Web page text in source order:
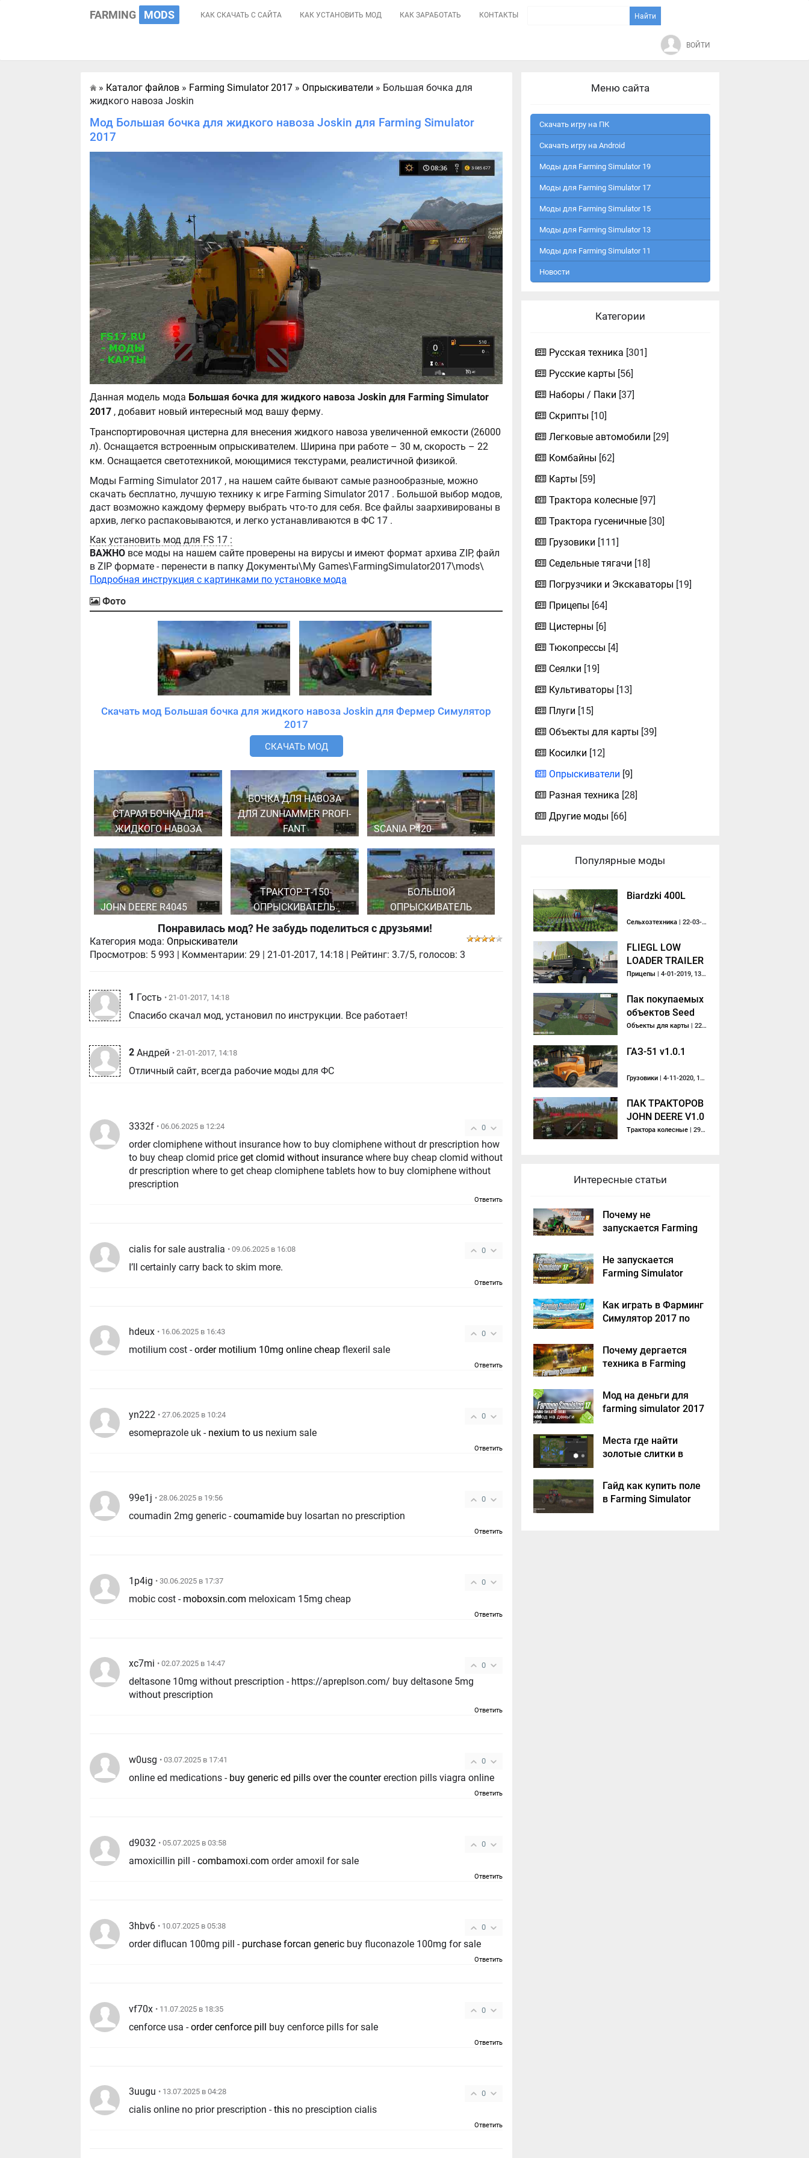
FARMING MODS КАК СКАЧАТЬ С САЙТА КАК УСТАНОВИТЬ МОД КАК ЗАРАБОТАТЬ КОНТАКТЫ
ВОЙТИ
Главная
» Каталог файлов » Farming Simulator 2017 » Опрыскиватели » Большая бочка для
жидкого навоза Joskin
Мод Большая бочка для жидкого навоза Joskin для Farming Simulator
2017
Данная модель мода Большая бочка для жидкого навоза Joskin для Farming Simulator
2017 , добавит новый интересный мод вашу ферму.
Транспортировочная цистерна для внесения жидкого навоза увеличенной емкости (26000
л). Оснащается встроенным опрыскивателем. Ширина при работе – 30 м, скорость – 22
км. Оснащается светотехникой, моющимися текстурами, реалистичной физикой.
Моды Farming Simulator 2017 , на нашем сайте бывают самые разнообразные, можно
скачать бесплатно, лучшую технику к игре Farming Simulator 2017 . Большой выбор модов,
даст возможно каждому фермеру выбрать что-то для себя. Все файлы заархивированы в
архив, легко распаковываются, и легко устанавливаются в ФС 17 .
Как установить мод для FS 17 :
ВАЖНО все моды на нашем сайте проверены на вирусы и имеют формат архива ZIP, файл
в ZIP формате - перенести в папку Документы\My Games\FarmingSimulator2017\mods\
Подробная инструкция с картинками по установке мода
Фото
Скачать мод Большая бочка для жидкого навоза Joskin для Фермер Симулятор
2017
СКАЧАТЬ МОД
СТАРАЯ БОЧКА ДЛЯ
ЖИДКОГО НАВОЗА
БОЧКА ДЛЯ НАВОЗА
ДЛЯ ZUNHAMMER PROFI-
FANT
SCANIA P420
JOHN DEERE R4045
ТРАКТОР Т-150
ОПРЫСКИВАТЕЛЬ
БОЛЬШОЙ
ОПРЫСКИВАТЕЛЬ
Понравилась мод? Не забудь поделиться с друзьями!
Категория мода: Опрыскиватели
Просмотров: 5 993 Комментарии: 29 |21-01-2017, 14:18 | Рейтинг: 3.7/5, голосов:3
1 Гость • 21-01-2017, 14:18
Спасибо скачал мод, установил по инструкции. Все работает!
2 Андрей • 21-01-2017, 14:18
Отличный сайт, всегда рабочие моды для ФС
0
3332f • 06.06.2025 в 12:24
order clomiphene without insurance how to buy clomiphene without dr prescription how
to buy cheap clomid priceget clomid without insurance where buy cheap clomid without
dr prescription where to get cheap clomiphene tablets how to buy clomiphene without
prescription
Ответить
0
cialis for sale australia • 09.06.2025 в 16:08
I’ll certainly carry back to skim more.
Ответить
0
hdeux • 16.06.2025 в 16:43
motilium cost -order motilium 10mg online cheap flexeril sale
Ответить
0
yn222 • 27.06.2025 в 10:24
esomeprazole uk - nexium to us nexium sale
Ответить
0
99e1j • 28.06.2025 в 19:56
coumadin 2mg generic -coumamide buy losartan no prescription
Ответить
0
1p4ig • 30.06.2025 в 17:37
mobic cost - moboxsin.com meloxicam 15mg cheap
Ответить
0
xc7mi • 02.07.2025 в 14:47
deltasone 10mg without prescription - https://apreplson.com/ buy deltasone 5mg
without prescription
Ответить
0
w0usg • 03.07.2025 в 17:41
online ed medications - buy generic ed pills over the countererection pills viagra online
Ответить
0
d9032 • 05.07.2025 в 03:58
amoxicillin pill -combamoxi.com order amoxil for sale
Ответить
0
3hbv6 • 10.07.2025 в 05:38
order diflucan 100mg pill - purchase forcan generic buy fluconazole 100mg for sale
Ответить
0
vf70x • 11.07.2025 в 18:35
cenforce usa -order cenforce pill buy cenforce pills for sale
Ответить
0
3uugu • 13.07.2025 в 04:28
cialis online no prior prescription -this no presciption cialis
Ответить
Меню сайта
Скачать игру на ПК
Скачать игру на Android
Моды для Farming Simulator 19
Моды для Farming Simulator 17
Моды для Farming Simulator 15
Моды для Farming Simulator 13
Моды для Farming Simulator 11
Новости
Категории
Русская техника [301]
Русские карты [56]
Наборы / Паки [37]
Скрипты [10]
Легковые автомобили [29]
Комбайны [62]
Карты [59]
Трактора колесные [97]
Трактора гусеничные [30]
Грузовики [111]
Седельные тягачи [18]
Погрузчики и Экскаваторы [19]
Прицепы [64]
Цистерны [6]
Тюкопрессы [4]
Сеялки [19]
Культиваторы [13]
Плуги [15]
Объекты для карты [39]
Косилки [12]
Опрыскиватели [9]
Разная техника [28]
Другие моды [66]
Популярные моды
Biardzki 400L
Сельхозтехника | 22-03-2020, 12:32
FLIEGL LOW
LOADER TRAILER
V 1.0
Прицепы | 4-01-2019, 13:41
Пак покупаемых
объектов Seed
Mod v 1.0
Объекты для карты | 22-09-2018, 07:29
ГАЗ-51 v1.0.1
Грузовики | 4-11-2020, 15:27
ПАК ТРАКТОРОВ
JOHN DEERE V1.0
Трактора колесные | 29-05-2017, 21:24
Интересные статьи
Почему не
запускается Farming
решение
Не запускается
Farming Simulator
Как играть в Фарминг
Симулятор 2017 по
Почему дергается
техника в Farming
Мод на деньги для
farming simulator 2017
Места где найти
золотые слитки в
2017?
Гайд как купить поле
в Farming Simulator